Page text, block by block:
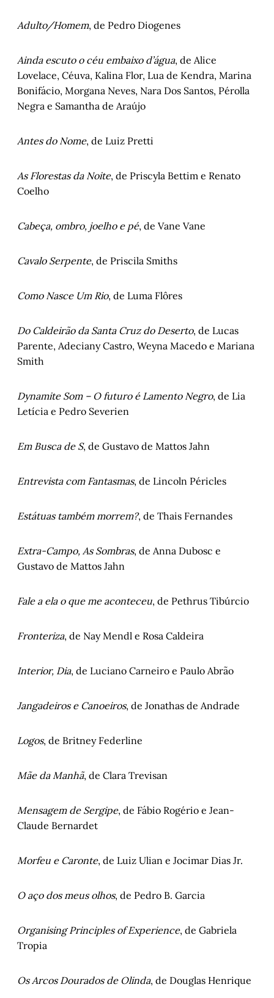
Adulto/Homem, de Pedro Diogenes
Ainda escuto o céu embaixo d’água, de Alice
Lovelace, Céuva, Kalina Flor, Lua de Kendra, Marina
Bonifácio, Morgana Neves, Nara Dos Santos, Pérolla
Negra e Samantha de Araújo
Antes do Nome, de Luiz Pretti
As Florestas da Noite, de Priscyla Bettim e Renato
Coelho
Cabeça, ombro, joelho e pé, de Vane Vane
Cavalo Serpente, de Priscila Smiths
Como Nasce Um Rio, de Luma Flôres
Do Caldeirão da Santa Cruz do Deserto, de Lucas
Parente, Adeciany Castro, Weyna Macedo e Mariana
Smith
Dynamite Som – O futuro é Lamento Negro, de Lia
Letícia e Pedro Severien
Em Busca de S, de Gustavo de Mattos Jahn
Entrevista com Fantasmas, de Lincoln Péricles
Estátuas também morrem?, de Thais Fernandes
Extra-Campo, As Sombras, de Anna Dubosc e
Gustavo de Mattos Jahn
Fale a ela o que me aconteceu, de Pethrus Tibúrcio
Fronteriza, de Nay Mendl e Rosa Caldeira
Interior, Dia, de Luciano Carneiro e Paulo Abrão
Jangadeiros e Canoeiros, de Jonathas de Andrade
Logos, de Britney Federline
Mãe da Manhã, de Clara Trevisan
Mensagem de Sergipe, de Fábio Rogério e Jean-
Claude Bernardet
Morfeu e Caronte, de Luiz Ulian e Jocimar Dias Jr.
O aço dos meus olhos, de Pedro B. Garcia
Organising Principles of Experience, de Gabriela
Tropia
Os Arcos Dourados de Olinda, de Douglas Henrique